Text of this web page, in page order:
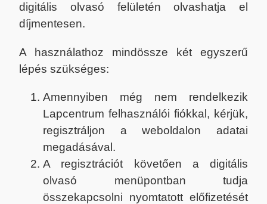
digitális olvasó felületén olvashatja el
díjmentesen.
A használathoz mindössze két egyszerű
lépés szükséges:
Amennyiben még nem rendelkezik
Lapcentrum felhasználói fiókkal, kérjük,
regisztráljon a weboldalon adatai
megadásával.
A regisztrációt követően a digitális
olvasó menüpontban tudja
összekapcsolni nyomtatott előfizetését